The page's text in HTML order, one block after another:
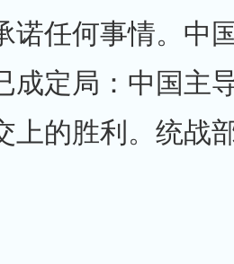
诺任何事情。中
成定局：中国主
上的胜利。统战